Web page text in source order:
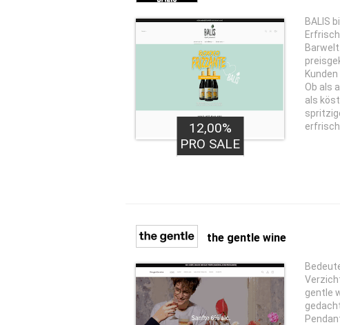
12,00%
PRO SALE
BALIS
Ob als
als
the gentle wine
gentle